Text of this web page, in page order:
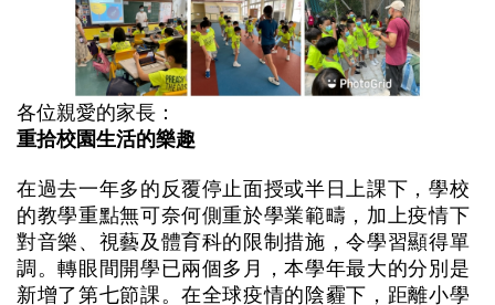
各位親愛的家長：
重拾校園生活的樂趣
在過去一年多的反覆停止面授或半日上課下，學校
的教學重點無可奈何側重於學業範疇，加上疫情下
對音樂、視藝及體育科的限制措施，令學習顯得單
調。轉眼間開學已兩個多月，本學年最大的分別是
新增了第七節課。在全球疫情的陰霾下，距離小學